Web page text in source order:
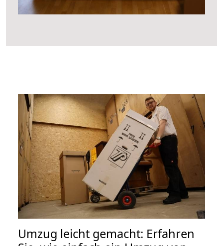
Umzug leicht gemacht: Erfahren